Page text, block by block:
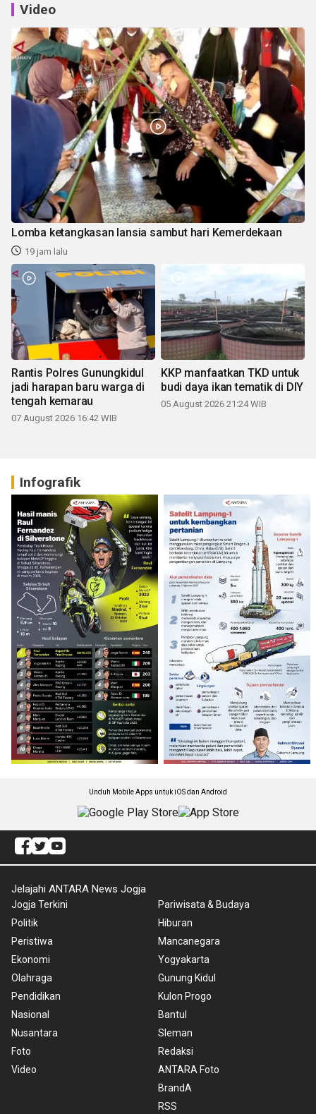
Video
Lomba ketangkasan lansia sambut hari Kemerdekaan
19 jam lalu
Rantis Polres Gunungkidul
jadi harapan baru warga di
tengah kemarau
07 August 2026 16:42 WIB
KKP manfaatkan TKD untuk
budi daya ikan tematik di DIY
05 August 2026 21:24 WIB
Infografik
Unduh Mobile Apps untuk iOS dan Android
Jelajahi ANTARA News Jogja
Jogja Terkini
Politik
Peristiwa
Ekonomi
Olahraga
Pendidikan
Nasional
Nusantara
Foto
Video
Pariwisata & Budaya
Hiburan
Mancanegara
Yogyakarta
Gunung Kidul
Kulon Progo
Bantul
Sleman
Redaksi
ANTARA Foto
BrandA
RSS